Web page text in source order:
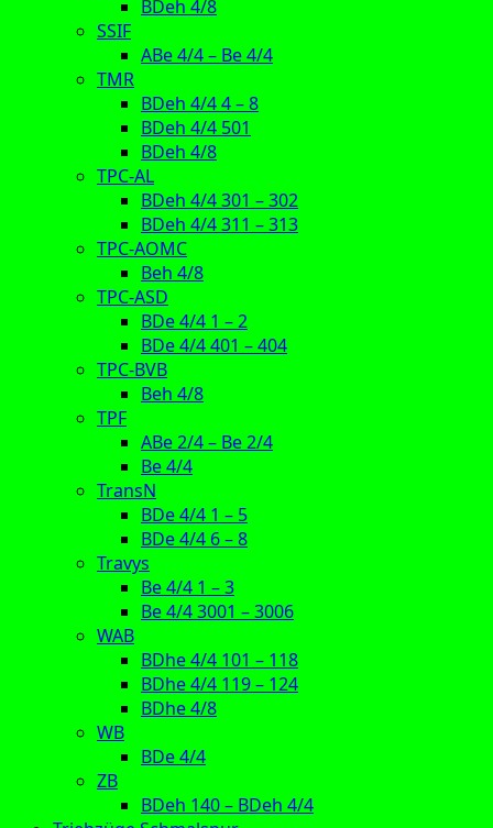
BDeh 4/8
SSIF
ABe 4/4 – Be 4/4
TMR
BDeh 4/4 4 – 8
BDeh 4/4 501
BDeh 4/8
TPC-AL
BDeh 4/4 301 – 302
BDeh 4/4 311 – 313
TPC-AOMC
Beh 4/8
TPC-ASD
BDe 4/4 1 – 2
BDe 4/4 401 – 404
TPC-BVB
Beh 4/8
TPF
ABe 2/4 – Be 2/4
Be 4/4
TransN
BDe 4/4 1 – 5
BDe 4/4 6 – 8
Travys
Be 4/4 1 – 3
Be 4/4 3001 – 3006
WAB
BDhe 4/4 101 – 118
BDhe 4/4 119 – 124
BDhe 4/8
WB
BDe 4/4
ZB
BDeh 140 – BDeh 4/4